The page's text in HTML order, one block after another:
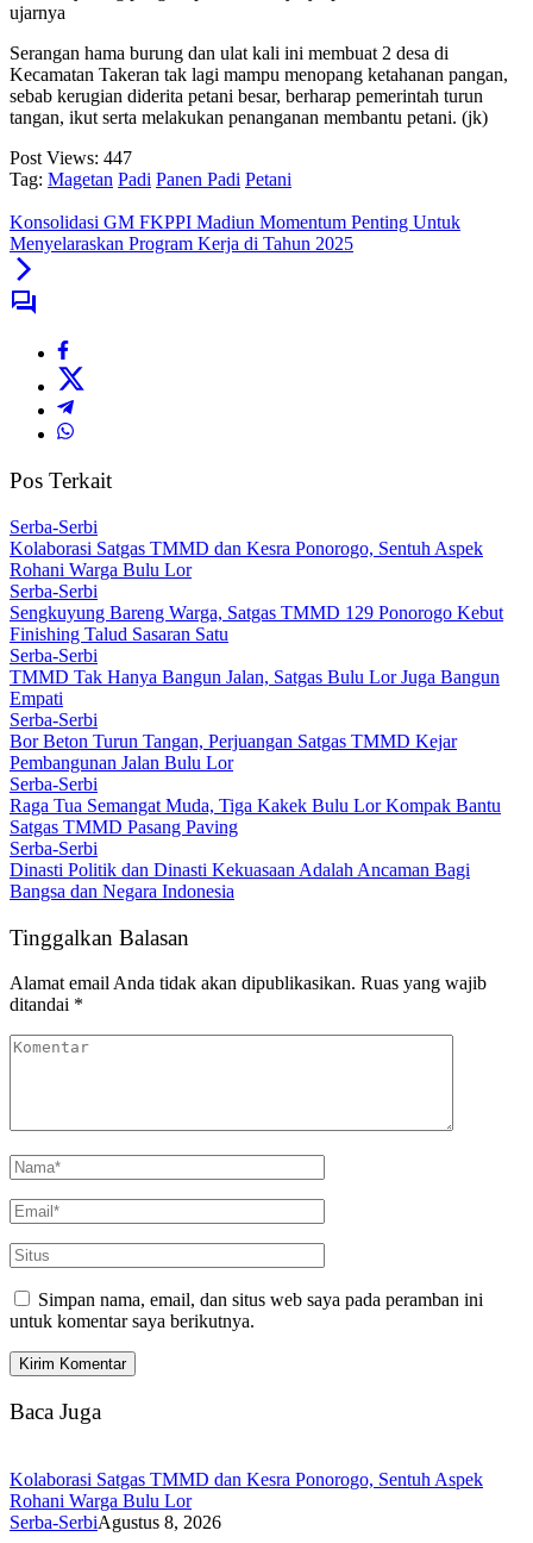
ujarnya
Serangan hama burung dan ulat kali ini membuat 2 desa di
Kecamatan Takeran tak lagi mampu menopang ketahanan pangan,
sebab kerugian diderita petani besar, berharap pemerintah turun
tangan, ikut serta melakukan penanganan membantu petani. (jk)
Post Views: 447
Tag: Magetan Padi Panen Padi Petani
Konsolidasi GM FKPPI Madiun Momentum Penting Untuk
Menyelaraskan Program Kerja di Tahun 2025
Pos Terkait
Serba-Serbi
Kolaborasi Satgas TMMD dan Kesra Ponorogo, Sentuh Aspek
Rohani Warga Bulu Lor
Serba-Serbi
Sengkuyung Bareng Warga, Satgas TMMD 129 Ponorogo Kebut
Finishing Talud Sasaran Satu
Serba-Serbi
TMMD Tak Hanya Bangun Jalan, Satgas Bulu Lor Juga Bangun
Empati
Serba-Serbi
Bor Beton Turun Tangan, Perjuangan Satgas TMMD Kejar
Pembangunan Jalan Bulu Lor
Serba-Serbi
Raga Tua Semangat Muda, Tiga Kakek Bulu Lor Kompak Bantu
Satgas TMMD Pasang Paving
Serba-Serbi
Dinasti Politik dan Dinasti Kekuasaan Adalah Ancaman Bagi
Bangsa dan Negara Indonesia
Tinggalkan Balasan
Alamat email Anda tidak akan dipublikasikan. Ruas yang wajib
ditandai *
Simpan nama, email, dan situs web saya pada peramban ini
untuk komentar saya berikutnya.
Baca Juga
Kolaborasi Satgas TMMD dan Kesra Ponorogo, Sentuh Aspek
Rohani Warga Bulu Lor
Serba-SerbiAgustus 8, 2026